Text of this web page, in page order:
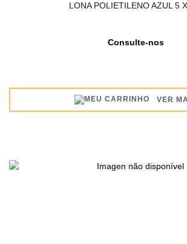
LONA POLIETILENO AZUL 5
Consulte-nos
VER